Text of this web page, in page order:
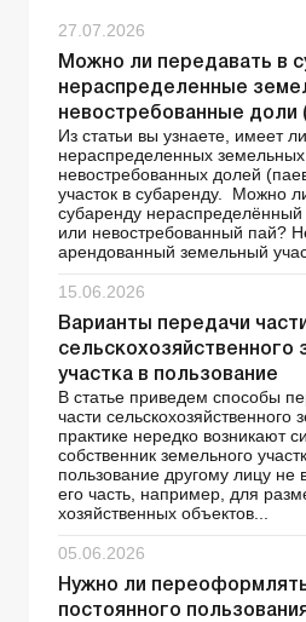
27.07.2026
Можно ли передавать в
нераспределенные
невостребованные доли
Из статьи вы узнаете, имеет
нераспределенных земельных
невостребованных долей
участок в субаренду. Можно
субаренду нераспределённый
или невостребованный пай?
арендованный земельный
15.06.2026
Варианты передачи части
сельскохозяйственного
участка в пользование
В статье приведем способы
части сельскохозяйственного
практике нередко возникают
собственник земельного
пользование другому лицу не
его часть, например, для
хозяйственных объектов...
05.06.2026
Нужно ли
постоянного